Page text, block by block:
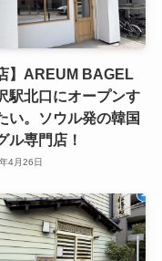
】AREUM BAGEL
駅北口にオープンす
い。ソウル発の韓国
ル専門店！
4月26日